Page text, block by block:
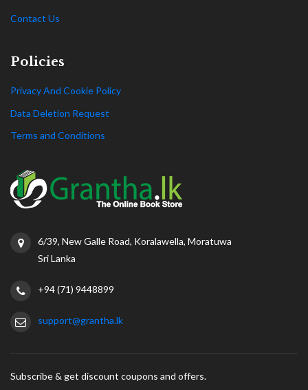
Contact Us
Policies
Privacy And Cookie Policy
Data Deletion Request
Terms and Conditions
6/39, New Galle Road, Koralawella, Moratuwa
Sri Lanka
+94 (71) 9448899
support@grantha.lk
Subscribe & get discount coupons and offers.